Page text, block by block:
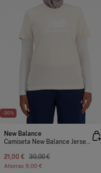
-30%
New Balance
Camiseta New Balance Jersey Stacked Logo
21,00 € 30,00 €
Ahorras 9,00 €